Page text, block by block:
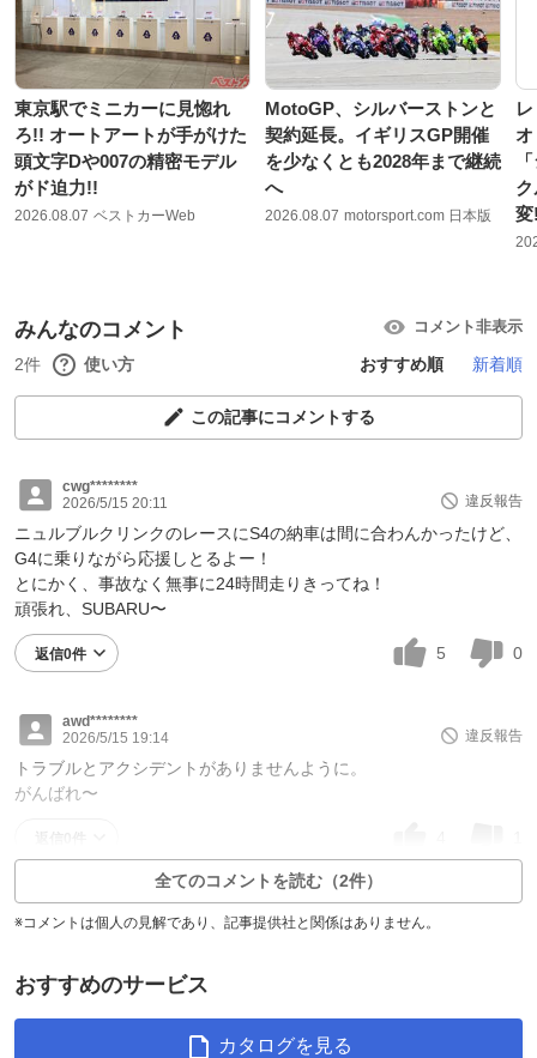
東京駅でミニカーに見惚れ
ろ!! オートアートが手がけた
頭文字Dや007の精密モデル
がド迫力!!
2026.08.07 ベストカーWeb
MotoGP、シルバーストンと
契約延長。イギリスGP開催
を少なくとも2028年まで継続
へ
2026.08.07 motorsport.com 日本版
みんなのコメント コメント非表示
2件 使い方 おすすめ順 新着順
この記事にコメントする
cwg********
2026/5/15 20:11
違反報告
ニュルブルクリンクのレースにS4の納車は間に合わんかったけど、
G4に乗りながら応援しとるよー！
とにかく、事故なく無事に24時間走りきってね！
頑張れ、SUBARU〜
返信0件 5 0
awd********
2026/5/15 19:14
違反報告
トラブルとアクシデントがありませんように。
がんばれ〜
全てのコメントを読む（2件）
※コメントは個人の見解であり、記事提供社と関係はありません。
おすすめのサービス
カタログを見る